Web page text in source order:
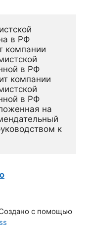
в РФ
компании
в РФ
компании
в РФ
на
к
с помощью